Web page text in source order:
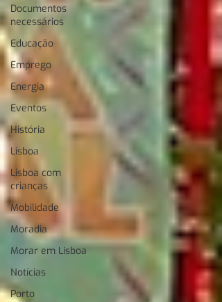
Documentos
necessários
Educação
Emprego
Energia
Eventos
História
Lisboa
Lisboa com
crianças
Mobilidade
Moradia
Morar em Lisboa
Notícias
Porto